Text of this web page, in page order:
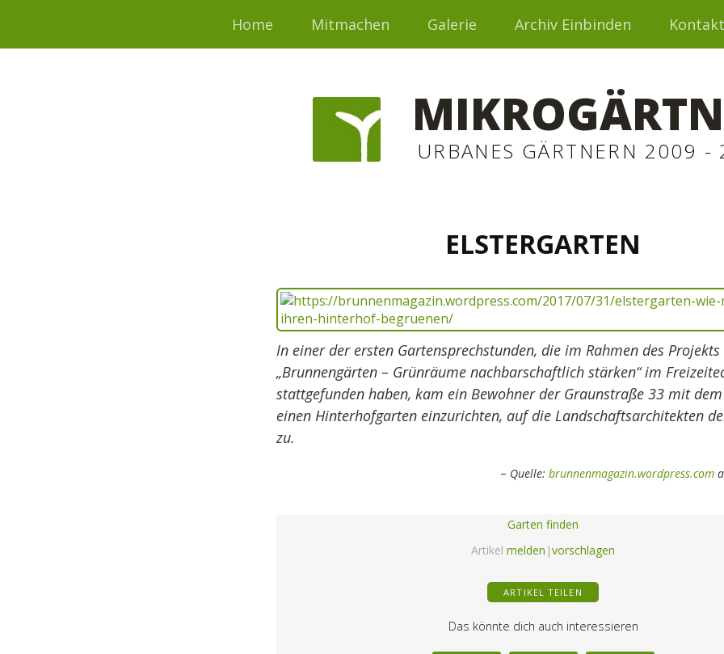
Home Mitmachen Galerie Archiv Einbinden Kontakt
URBANES GÄRTNERN 2009 -
ELSTERGARTEN
In einer der ersten Gartensprechstunden, die im Rahmen des Projekts
„Brunnengärten – Grünräume nachbarschaftlich stärken“ im
stattgefunden haben, kam ein Bewohner der Graunstraße 33 mit dem
einen Hinterhofgarten einzurichten, auf die Landschaftsarchitekten
zu.
Quelle: brunnenmagazin.wordpress.com
Garten finden
Artikel melden |vorschlagen
ARTIKEL TEILEN
Das könnte dich auch interessieren